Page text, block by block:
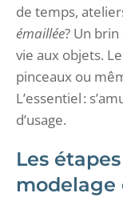
de temps,
émaillée? Un
vie aux objets.
pinceaux ou
L’essentiel :
d’usage.
Les
modelage